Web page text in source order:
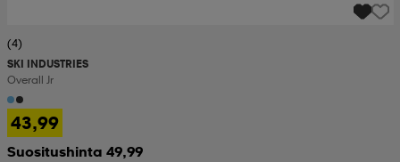
(4)
SKI INDUSTRIES
Overall Jr
43,99
Suositushinta 49,99